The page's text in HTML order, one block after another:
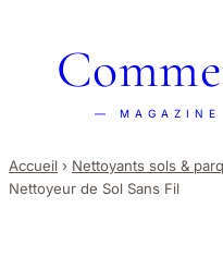
— MAGAZINE
Accueil › Nettoyants sols &
Nettoyeur de Sol Sans Fil